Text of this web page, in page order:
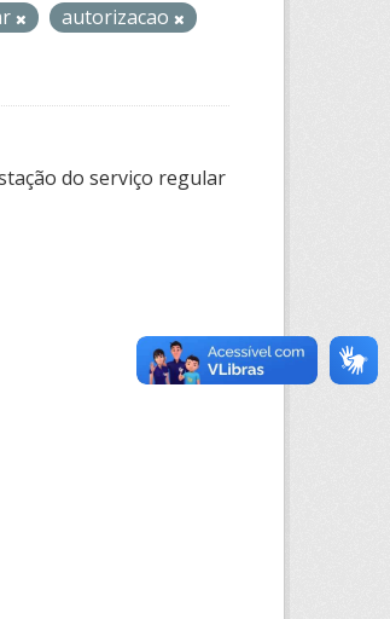
autorizacao
do serviço regular